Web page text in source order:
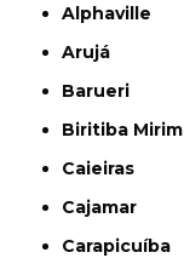
Alphaville
Arujá
Barueri
Biritiba Mirim
Caieiras
Cajamar
Carapicuíba